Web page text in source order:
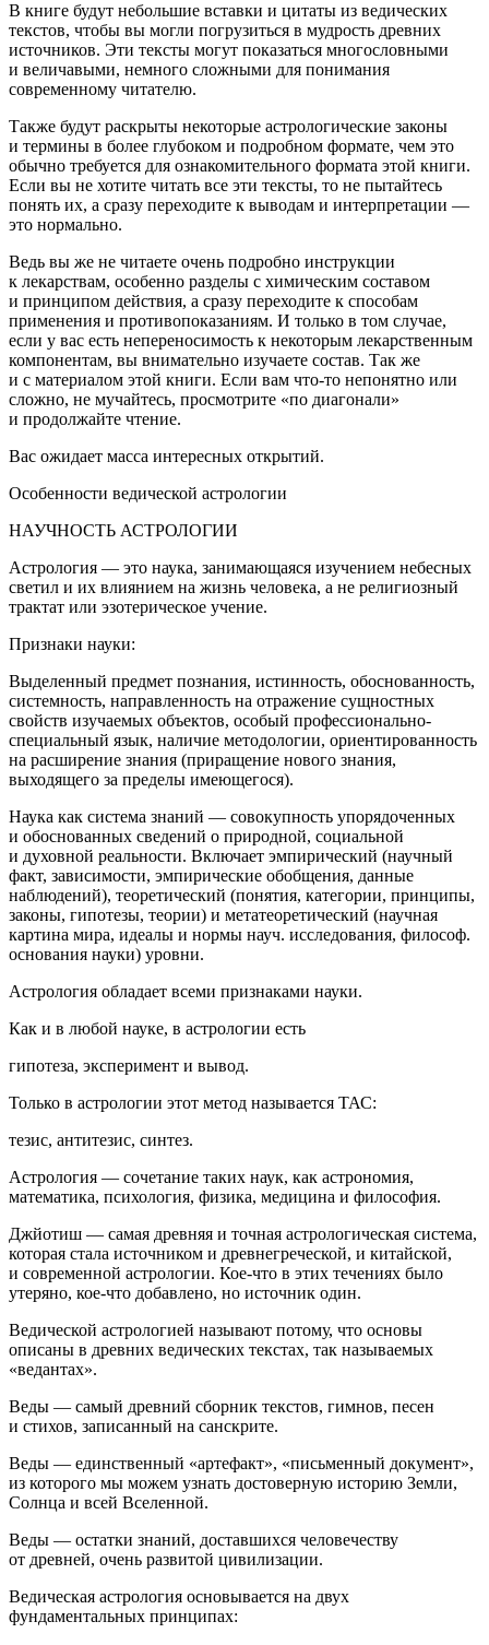
В книге будут небольшие вставки и цитаты из ведических
текстов, чтобы вы могли погрузиться в мудрость древних
источников. Эти тексты могут показаться многословными
и величавыми, немного сложными для понимания
современному читателю.
Также будут раскрыты некоторые астрологические законы
и термины в более глубоком и подробном формате, чем это
обычно требуется для ознакомительного формата этой книги.
Если вы не хотите читать все эти тексты, то не пытайтесь
понять их, а сразу переходите к выводам и интерпретации —
это нормально.
Ведь вы же не читаете очень подробно инструкции
к лекарствам, особенно разделы с химическим составом
и принципом действия, а сразу переходите к способам
применения и противопоказаниям. И только в том случае,
если у вас есть непереносимость к некоторым лекарственным
компонентам, вы внимательно изучаете состав. Так же
и с материалом этой книги. Если вам что-то непонятно или
сложно, не мучайтесь, просмотрите «по диагонали»
и продолжайте чтение.
Вас ожидает масса интересных открытий.
Особенности ведической астрологии
НАУЧНОСТЬ АСТРОЛОГИИ
Астрология — это наука, занимающаяся изучением небесных
светил и их влиянием на жизнь человека, а не религиозный
трактат или эзотерическое учение.
Признаки науки:
Выделенный предмет познания, истинность, обоснованность,
системность, направленность на отражение сущностных
свойств изучаемых объектов, особый профессионально-
специальный язык, наличие методологии, ориентированность
на расширение знания (приращение нового знания,
выходящего за пределы имеющегося).
Наука как система знаний — совокупность упорядоченных
и обоснованных сведений о природной, социальной
и духовной реальности. Включает эмпирический (научный
факт, зависимости, эмпирические обобщения, данные
наблюдений), теоретический (понятия, категории, принципы,
законы, гипотезы, теории) и метатеоретический (научная
картина мира, идеалы и нормы науч. исследования, философ.
основания науки) уровни.
Астрология обладает всеми признаками науки.
Как и в любой науке, в астрологии есть
гипотеза, эксперимент и вывод.
Только в астрологии этот метод называется ТАС:
тезис, антитезис, синтез.
Астрология — сочетание таких наук, как астрономия,
математика, психология, физика, медицина и философия.
Джйотиш — самая древняя и точная астрологическая система,
которая стала источником и древнегреческой, и китайской,
и современной астрологии. Кое-что в этих течениях было
утеряно, кое-что добавлено, но источник один.
Ведической астрологией называют потому, что основы
описаны в древних ведических текстах, так называемых
«ведантах».
Веды — самый древний сборник текстов, гимнов, песен
и стихов, записанный на санскрите.
Веды — единственный «артефакт», «письменный документ»,
из которого мы можем узнать достоверную историю Земли,
Солнца и всей Вселенной.
Веды — остатки знаний, доставшихся человечеству
от древней, очень развитой цивилизации.
Ведическая астрология основывается на двух
фундаментальных принципах: